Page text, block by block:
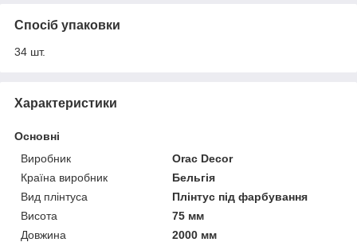
Спосіб упаковки
34 шт.
Характеристики
Основні
Виробник
Orac Decor
Країна виробник
Бельгія
Вид плінтуса
Плінтус під фарбування
Висота
75 мм
Довжина
2000 мм